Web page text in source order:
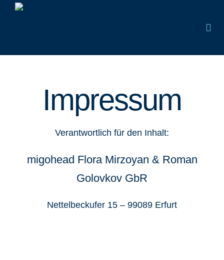
Impressum
Verantwortlich für den Inhalt:
migohead Flora Mirzoyan & Roman
Golovkov GbR
Nettelbeckufer 15 – 99089 Erfurt